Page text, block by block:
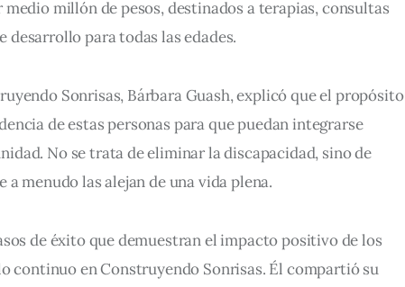
medio millón de pesos, destinados a terapias, consultas
desarrollo para todas las edades.
Sonrisas, Bárbara Guash, explicó que el propósito
de estas personas para que puedan integrarse
No se trata de eliminar la discapacidad, sino de
a menudo las alejan de una vida plena.
de éxito que demuestran el impacto positivo de los
continuo en Construyendo Sonrisas. Él compartió su